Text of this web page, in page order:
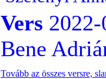
Vers
Bene
Tovább az összes versre,